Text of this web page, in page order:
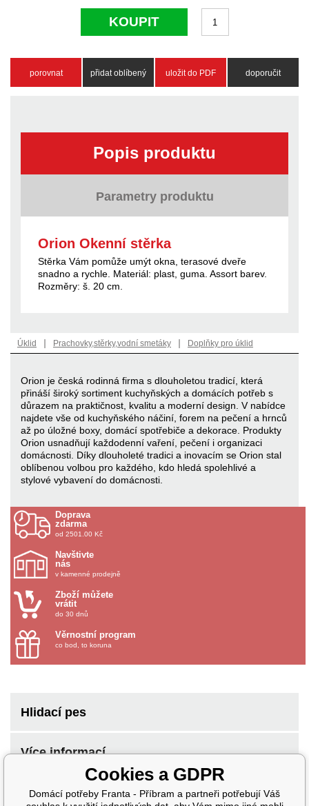
KOUPIT
porovnat přidat oblíbený uložit do PDF doporučit
Popis produktu
Parametry produktu
Orion Okenní stěrka
Stěrka Vám pomůže umýt okna, terasové dveře
snadno a rychle. Materiál: plast, guma. Assort barev.
Rozměry: š. 20 cm.
Úklid | Prachovky,stěrky,vodní smetáky | Doplňky pro úklid
Orion je česká rodinná firma s dlouholetou tradicí, která
přináší široký sortiment kuchyňských a domácích potřeb s
důrazem na praktičnost, kvalitu a moderní design. V nabídce
najdete vše od kuchyňského náčiní, forem na pečení a hrnců
až po úložné boxy, domácí spotřebiče a dekorace. Produkty
Orion usnadňují každodenní vaření, pečení i organizaci
domácnosti. Díky dlouholeté tradici a inovacím se Orion stal
oblíbenou volbou pro každého, kdo hledá spolehlivé a
stylové vybavení do domácnosti.
Doprava
zdarma
od 2501.00 Kč
Navštivte
nás
v kamenné prodejně
Zboží můžete
vrátit
do 30 dnů
Věrnostní program
co bod, to koruna
Hlidací pes
Více informací
Cookies a GDPR
Domácí potřeby Franta - Příbram a partneři potřebují Váš